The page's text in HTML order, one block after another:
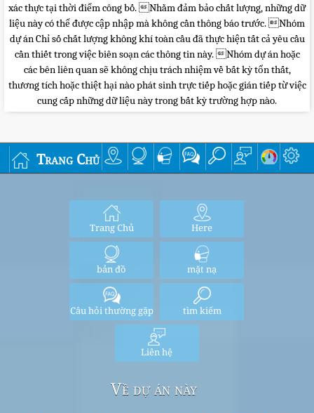
xác thực tại thời điểm công bố. Nhằm đảm bảo chất lượng, những dữ
liệu này có thể được cập nhập mà không cần thông báo trước. Nhóm
dự án Chỉ số chất lượng không khí toàn cầu đã thực hiện tất cả yêu cầu
cần thiết trong việc biên soạn các thông tin này. Nhóm dự án hoặc
các bên liên quan sẽ không chịu trách nhiệm về bất kỳ tổn thất,
thương tích hoặc thiệt hại nào phát sinh trực tiếp hoặc gián tiếp từ việc
cung cấp những dữ liệu này trong bất kỳ trường hợp nào.
Trang Chủ
Trang Chủ Here
bản đồ mặt nạ
Câu hỏi thường gặp tìm kiếm
Liên hệ
Về dự án này